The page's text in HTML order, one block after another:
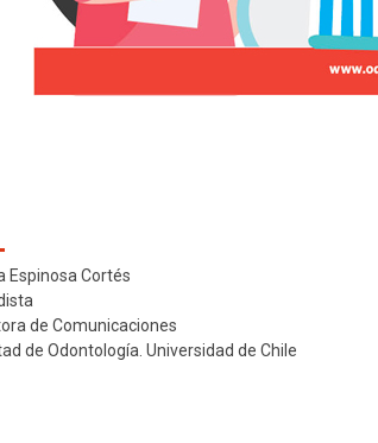
Espinosa Cortés
de Comunicaciones
de Odontología. Universidad de Chile